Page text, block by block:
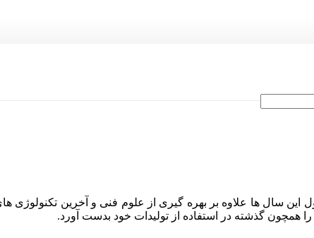
سال ها علاوه بر بهره گیری از علوم فنی و آخرین تکنولوژی
را همچون گذشته در استفاده از تولیدات خود بدست آورد.